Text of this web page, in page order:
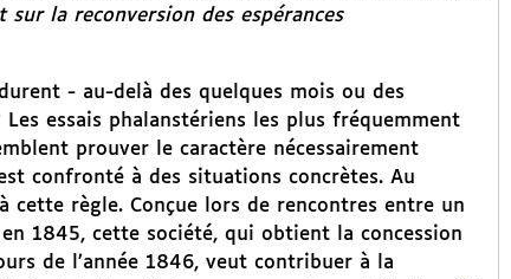
la reconversion des espérances
- au-delà des quelques mois ou des
essais phalanstériens les plus fréquemment
prouver le caractère nécessairement
confronté à des situations concrètes. Au
cette règle. Conçue lors de rencontres entre un
1845, cette société, qui obtient la concession
de l’année 1846, veut contribuer à la